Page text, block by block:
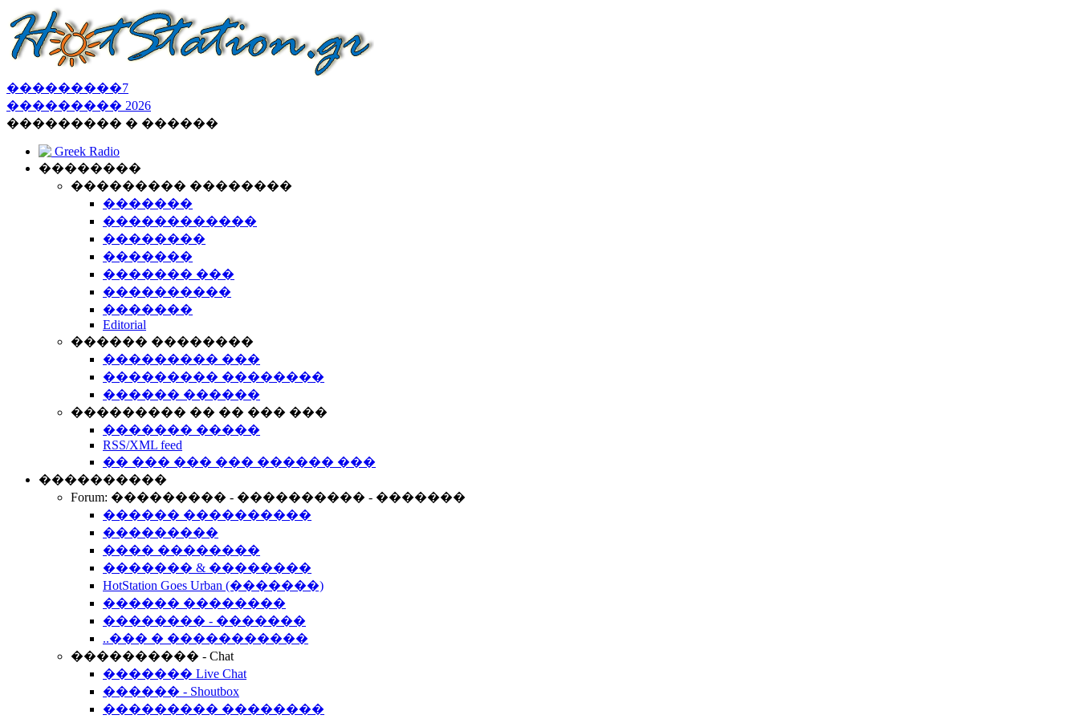
���������7
��������� 2026
��������� � ������
Greek Radio
��������
��������� ��������
�������
������������
��������
�������
������� ���
����������
�������
Editorial
������ ��������
��������� ���
��������� ��������
������ ������
��������� �� �� ��� ���
������� �����
RSS/XML feed
�� ��� ��� ��� ������ ���
����������
Forum: ��������� - ���������� - �������
������ ����������
���������
���� ��������
������� & ��������
HotStation Goes Urban (�������)
������ ��������
�������� - �������
..��� � �����������
���������� - Chat
������� Live Chat
������ - Shoutbox
��������� ��������